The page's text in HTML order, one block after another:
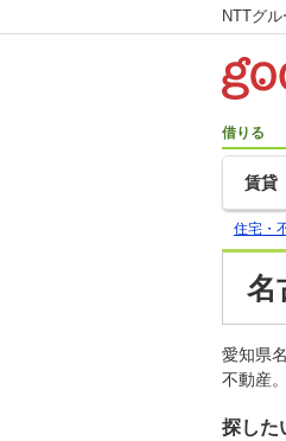
NTTグ
借りる
賃貸
住宅・
名
愛知県
不動産
探した